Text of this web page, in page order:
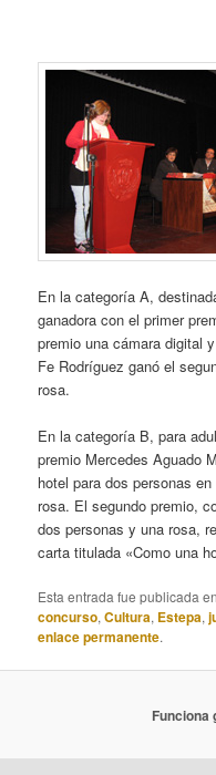
En la categoría A,
ganadora con el primer
premio una cámara digital
Fe Rodríguez ganó el
rosa.
En la categoría B, para
premio Mercedes Aguado
hotel para dos personas
rosa. El segundo premio,
dos personas y una rosa,
carta titulada «Como una
Esta entrada fue publicada
concurso,Cultura, Estepa,
enlace permanente.
Funciona